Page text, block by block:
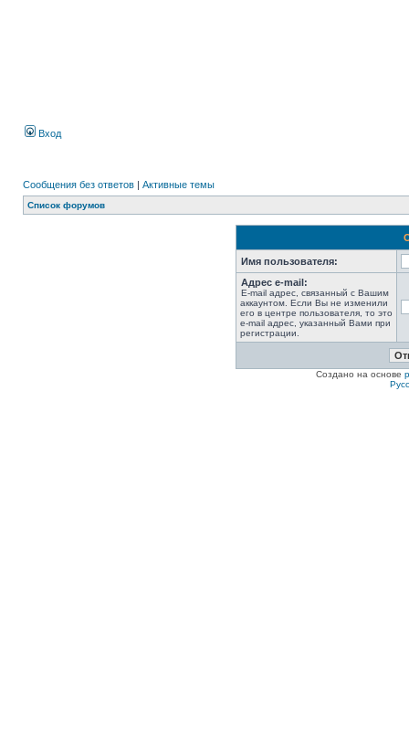
Вход
Сообщения без ответов | Активные темы
Список форумов
Имя пользователя:
Адрес e-mail:
E-mail адрес, связанный с Вашим
аккаунтом. Если Вы не изменили
его в центре пользователя, то это
e-mail адрес, указанный Вами при
регистрации.
Создано на основе